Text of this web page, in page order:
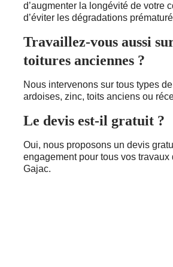
d’augmenter la longévité de votre
d’éviter les dégradations
Travaillez-vous aussi
toitures anciennes ?
Nous intervenons sur tous types
ardoises, zinc, toits anciens ou
Le devis est-il gratuit ?
Oui, nous proposons un devis
engagement pour tous vos travaux
Gajac.